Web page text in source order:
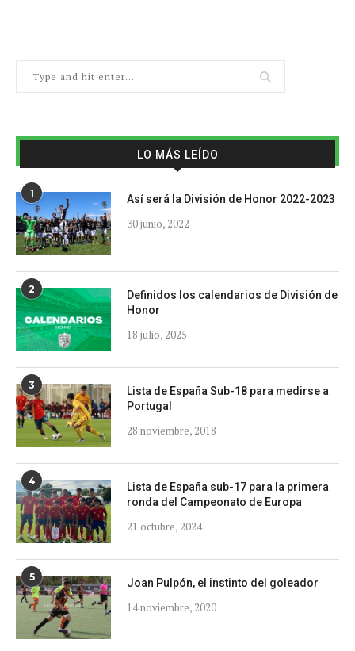
LO MÁS LEÍDO
1 Así será la División de Honor 2022-2023
30 junio, 2022
2
Definidos los calendarios de División de
Honor
18 julio, 2025
3
Lista de España Sub-18 para medirse a
Portugal
28 noviembre, 2018
4
Lista de España sub-17 para la primera
ronda del Campeonato de Europa
21 octubre, 2024
5 Joan Pulpón, el instinto del goleador
14 noviembre, 2020